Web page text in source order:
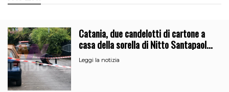
Catania, due candelotti di cartone a
casa della sorella di Nitto Santapaola.
Le indagini
Leggi la notizia